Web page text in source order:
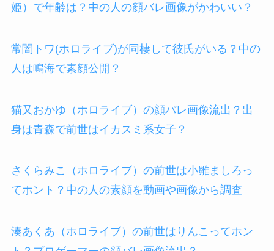
姫）で年齢は？中の人の顔バレ画像がかわいい？
常闇トワ(ホロライブ)が同棲して彼氏がいる？中の
人は鳴海で素顔公開？
猫又おかゆ（ホロライブ）の顔バレ画像流出？出
身は青森で前世はイカスミ系女子？
さくらみこ（ホロライブ）の前世は小雛ましろっ
てホント？中の人の素顔を動画や画像から調査
湊あくあ（ホロライブ）の前世はりんこってホン